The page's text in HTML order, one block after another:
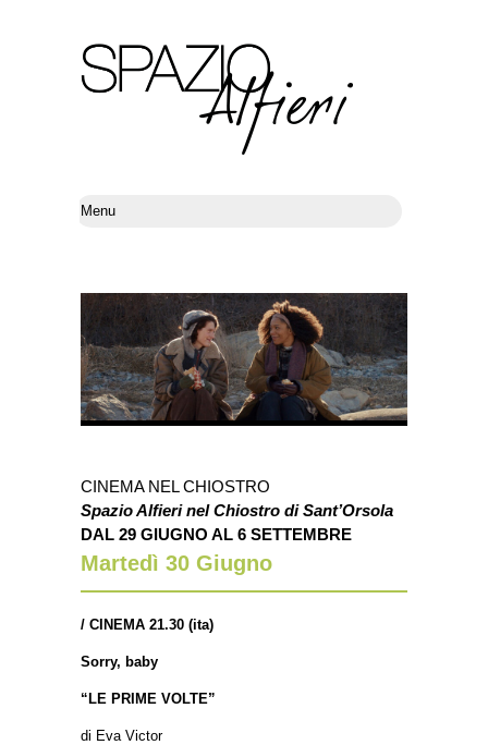
CINEMA NEL CHIOSTRO
Spazio Alfieri nel Chiostro di Sant’Orsola
DAL 29 GIUGNO AL 6 SETTEMBRE
Martedì 30 Giugno
/ CINEMA 21.30 (ita)
Sorry, baby
“LE PRIME VOLTE”
di Eva Victor